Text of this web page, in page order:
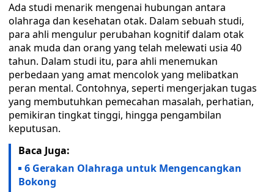
Ada studi menarik mengenai hubungan antara
olahraga dan kesehatan otak. Dalam sebuah studi,
para ahli mengulur perubahan kognitif dalam otak
anak muda dan orang yang telah melewati usia 40
tahun. Dalam studi itu, para ahli menemukan
perbedaan yang amat mencolok yang melibatkan
peran mental. Contohnya, seperti mengerjakan tugas
yang membutuhkan pemecahan masalah, perhatian,
pemikiran tingkat tinggi, hingga pengambilan
keputusan.
Baca Juga:
6 Gerakan Olahraga untuk Mengencangkan
Bokong